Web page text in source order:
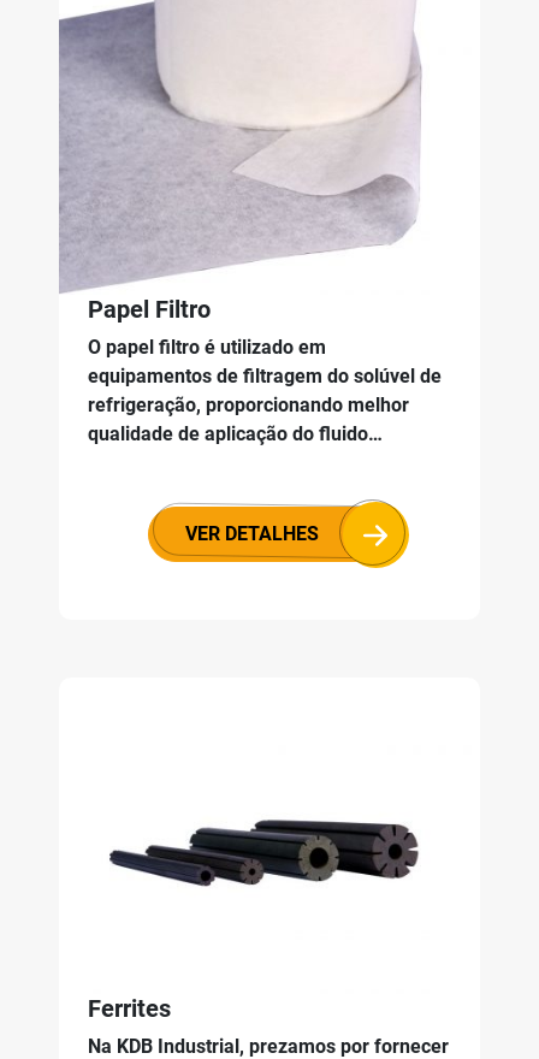
Papel Filtro
O papel filtro é utilizado em
equipamentos de filtragem do solúvel de
refrigeração, proporcionando melhor
qualidade de aplicação do fluido…
VER DETALHES
Ferrites
Na KDB Industrial, prezamos por fornecer